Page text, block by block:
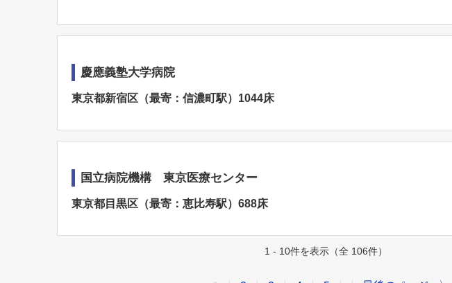
慶應義塾大学病院
東京都新宿区（最寄：信濃町駅）1044床
国立病院機構 東京医療センター
東京都目黒区（最寄：恵比寿駅）688床
1 - 10件を表示（全 106件）